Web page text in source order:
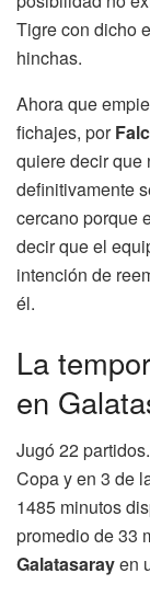
Tigre con dicho
hinchas.
Ahora que
fichajes, por
quiere decir que
definitivamente
cercano porque
decir que el
intención de
él.
La
en
Jugó 22
Copa y en 3 de
1485 minutos
promedio de 33
Galatasarayen